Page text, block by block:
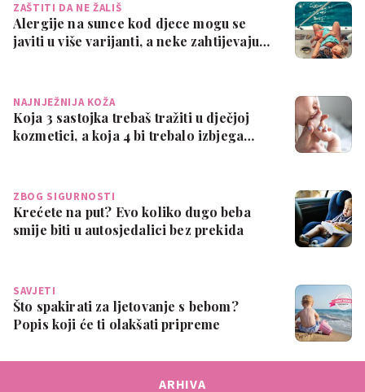
ZAŠTITI DA NE ŽALIŠ
Alergije na sunce kod djece mogu se
javiti u više varijanti, a neke zahtijevaju…
NAJNJEŽNIJA KOŽA
Koja 3 sastojka trebaš tražiti u dječjoj
kozmetici, a koja 4 bi trebalo izbjega…
ZBOG SIGURNOSTI
Krećete na put? Evo koliko dugo beba
smije biti u autosjedalici bez prekida
SAVJETI
Što spakirati za ljetovanje s bebom?
Popis koji će ti olakšati pripreme
ARHIVA